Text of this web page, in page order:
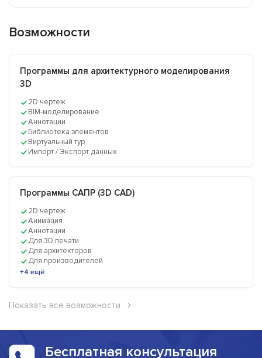
Возможности
Программы для архитектурного моделирования
3D
2D чертеж
BIM-моделирование
Аннотации
Библиотека элементов
Виртуальный тур
Импорт / Экспорт данных
Программы САПР (3D CAD)
2D чертеж
Анимация
Аннотации
Для 3D печати
Для архитекторов
Для производителей
+4 ещё
Показать все возможности
Бесплатная консультация